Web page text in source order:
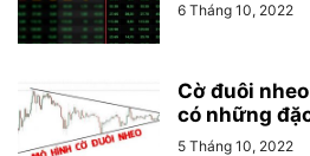
6 Tháng 10, 2022
Cờ đuôi
có những
5 Tháng 10, 2022